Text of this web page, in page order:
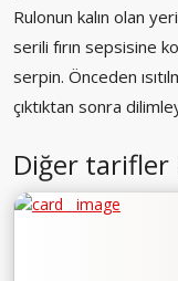
Rulonun kalın olan
serili fırın sepsisine
serpin. Önceden
çıktıktan sonra
Diğer tarifler